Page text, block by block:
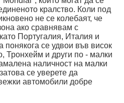
кралство. Коли под
не се колебаят, че
ако сравнявам с
Португалия, Италия и
понякога се удвои във висок
Тронхейм и други по - малки
наличност на малки
се уверете да
автомобили добре